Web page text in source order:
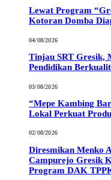
Lewat Program
Kotoran Domba
04/08/2026
Tinjau SRT Gresik,
Pendidikan
03/08/2026
“Mepe Kambing
Lokal Perkuat
02/08/2026
Diresmikan Menko
Campurejo Gresik
Program DAK